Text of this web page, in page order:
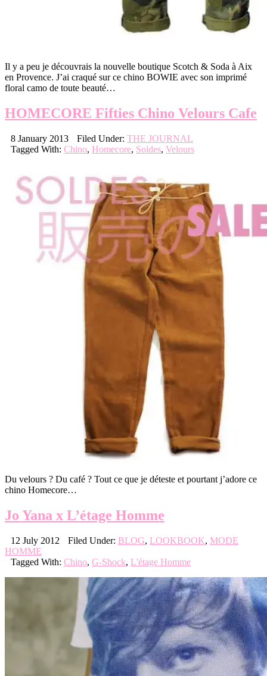
Il y a peu je découvrais la nouvelle boutique Scotch & Soda à Aix
en Provence. J’ai craqué sur ce chino BOWIE avec son imprimé
floral camo de toute beauté…
HOMECORE Fifties Chino Velours Cafe
8 January 2013 Filed Under: THE JOURNAL
Tagged With: Chino, Homecore, Soldes, Velours
Du velours ? Du café ? Tout ce que je déteste et pourtant j’adore ce
chino Homecore…
Jo Yana x L’étage Homme
12 July 2012 Filed Under: BLOG, LOOKBOOK, MODE
HOMME
Tagged With: Chino, G-Shock, L'étage Homme